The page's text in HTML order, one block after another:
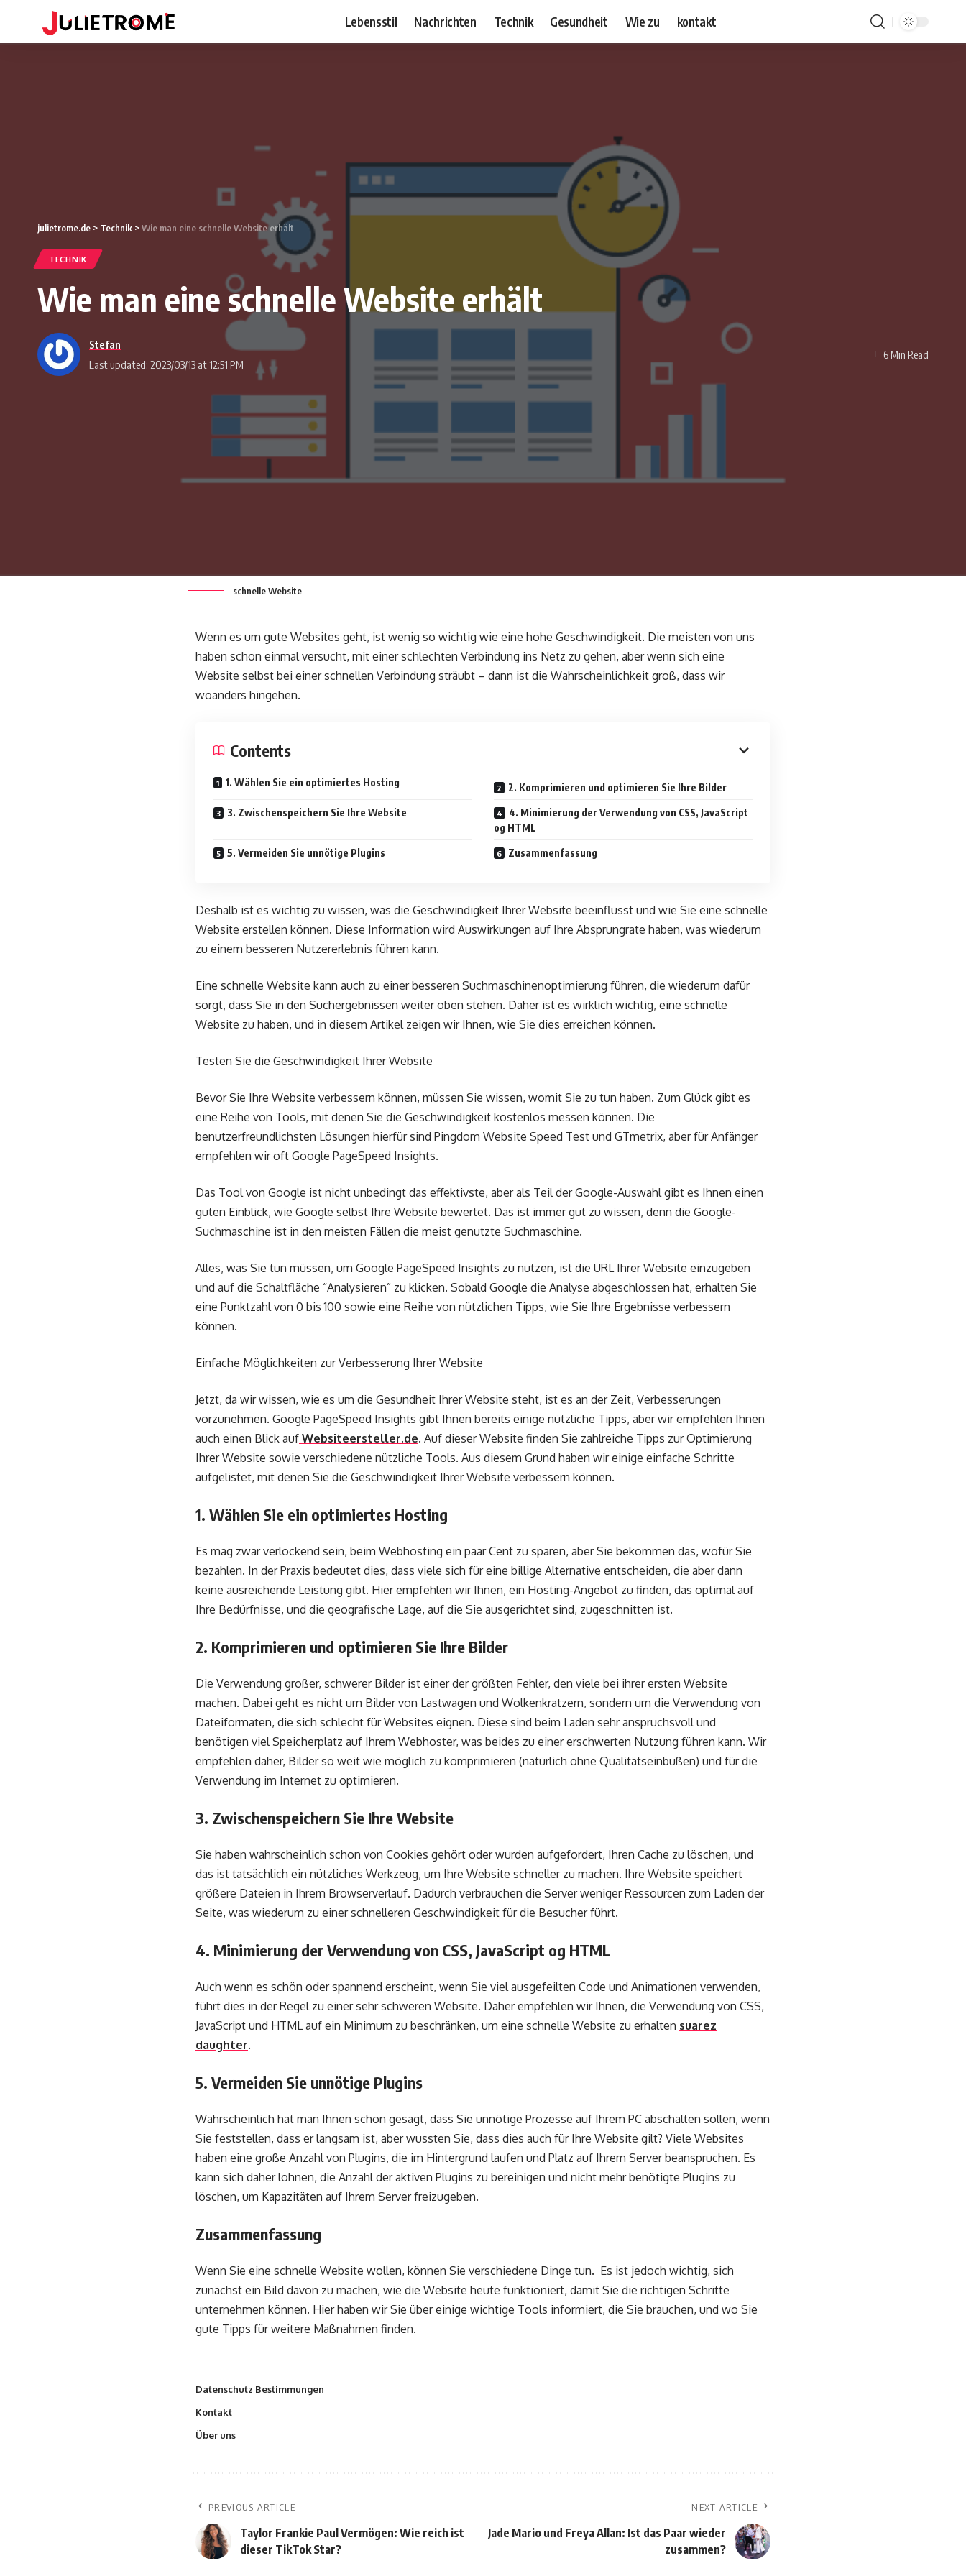
Lebensstil Nachrichten Technik Gesundheit Wie zu kontakt
julietrome.de > Technik >Wie man eine schnelle Website erhält
TECHNIK
Wie man eine schnelle Website erhält
Last updated: 2023/03/13 at 12:51 PM
Stefan
6 Min Read
schnelle Website
Wenn es um gute Websites geht, ist wenig so wichtig wie eine hohe Geschwindigkeit. Die meisten von uns
haben schon einmal versucht, mit einer schlechten Verbindung ins Netz zu gehen, aber wenn sich eine
Website selbst bei einer schnellen Verbindung sträubt – dann ist die Wahrscheinlichkeit groß, dass wir
woanders hingehen.
Contents
1. Wählen Sie ein optimiertes Hosting 2. Komprimieren und optimieren Sie Ihre Bilder
3. Zwischenspeichern Sie Ihre Website
4. Minimierung der Verwendung von CSS, JavaScript
og HTML
5. Vermeiden Sie unnötige Plugins Zusammenfassung
Deshalb ist es wichtig zu wissen, was die Geschwindigkeit Ihrer Website beeinflusst und wie Sie eine schnelle
Website erstellen können. Diese Information wird Auswirkungen auf Ihre Absprungrate haben, was wiederum
zu einem besseren Nutzererlebnis führen kann.
Eine schnelle Website kann auch zu einer besseren Suchmaschinenoptimierung führen, die wiederum dafür
sorgt, dass Sie in den Suchergebnissen weiter oben stehen. Daher ist es wirklich wichtig, eine schnelle
Website zu haben, und in diesem Artikel zeigen wir Ihnen, wie Sie dies erreichen können.
Testen Sie die Geschwindigkeit Ihrer Website
Bevor Sie Ihre Website verbessern können, müssen Sie wissen, womit Sie zu tun haben. Zum Glück gibt es
eine Reihe von Tools, mit denen Sie die Geschwindigkeit kostenlos messen können. Die
benutzerfreundlichsten Lösungen hierfür sind Pingdom Website Speed Test und GTmetrix, aber für Anfänger
empfehlen wir oft Google PageSpeed Insights.
Das Tool von Google ist nicht unbedingt das effektivste, aber als Teil der Google-Auswahl gibt es Ihnen einen
guten Einblick, wie Google selbst Ihre Website bewertet. Das ist immer gut zu wissen, denn die Google-
Suchmaschine ist in den meisten Fällen die meist genutzte Suchmaschine.
Alles, was Sie tun müssen, um Google PageSpeed Insights zu nutzen, ist die URL Ihrer Website einzugeben
und auf die Schaltfläche “Analysieren” zu klicken. Sobald Google die Analyse abgeschlossen hat, erhalten Sie
eine Punktzahl von 0 bis 100 sowie eine Reihe von nützlichen Tipps, wie Sie Ihre Ergebnisse verbessern
können.
Einfache Möglichkeiten zur Verbesserung Ihrer Website
Jetzt, da wir wissen, wie es um die Gesundheit Ihrer Website steht, ist es an der Zeit, Verbesserungen
vorzunehmen. Google PageSpeed Insights gibt Ihnen bereits einige nützliche Tipps, aber wir empfehlen Ihnen
auch einen Blick auf Websiteersteller.de. Auf dieser Website finden Sie zahlreiche Tipps zur Optimierung
Ihrer Website sowie verschiedene nützliche Tools. Aus diesem Grund haben wir einige einfache Schritte
aufgelistet, mit denen Sie die Geschwindigkeit Ihrer Website verbessern können.
1. Wählen Sie ein optimiertes Hosting
Es mag zwar verlockend sein, beim Webhosting ein paar Cent zu sparen, aber Sie bekommen das, wofür Sie
bezahlen. In der Praxis bedeutet dies, dass viele sich für eine billige Alternative entscheiden, die aber dann
keine ausreichende Leistung gibt. Hier empfehlen wir Ihnen, ein Hosting-Angebot zu finden, das optimal auf
Ihre Bedürfnisse, und die geografische Lage, auf die Sie ausgerichtet sind, zugeschnitten ist.
2. Komprimieren und optimieren Sie Ihre Bilder
Die Verwendung großer, schwerer Bilder ist einer der größten Fehler, den viele bei ihrer ersten Website
machen. Dabei geht es nicht um Bilder von Lastwagen und Wolkenkratzern, sondern um die Verwendung von
Dateiformaten, die sich schlecht für Websites eignen. Diese sind beim Laden sehr anspruchsvoll und
benötigen viel Speicherplatz auf Ihrem Webhoster, was beides zu einer erschwerten Nutzung führen kann. Wir
empfehlen daher, Bilder so weit wie möglich zu komprimieren (natürlich ohne Qualitätseinbußen) und für die
Verwendung im Internet zu optimieren.
3. Zwischenspeichern Sie Ihre Website
Sie haben wahrscheinlich schon von Cookies gehört oder wurden aufgefordert, Ihren Cache zu löschen, und
das ist tatsächlich ein nützliches Werkzeug, um Ihre Website schneller zu machen. Ihre Website speichert
größere Dateien in Ihrem Browserverlauf. Dadurch verbrauchen die Server weniger Ressourcen zum Laden der
Seite, was wiederum zu einer schnelleren Geschwindigkeit für die Besucher führt.
4. Minimierung der Verwendung von CSS, JavaScript og HTML
Auch wenn es schön oder spannend erscheint, wenn Sie viel ausgefeilten Code und Animationen verwenden,
führt dies in der Regel zu einer sehr schweren Website. Daher empfehlen wir Ihnen, die Verwendung von CSS,
JavaScript und HTML auf ein Minimum zu beschränken, um eine schnelle Website zu erhalten suarez
daughter.
5. Vermeiden Sie unnötige Plugins
Wahrscheinlich hat man Ihnen schon gesagt, dass Sie unnötige Prozesse auf Ihrem PC abschalten sollen, wenn
Sie feststellen, dass er langsam ist, aber wussten Sie, dass dies auch für Ihre Website gilt? Viele Websites
haben eine große Anzahl von Plugins, die im Hintergrund laufen und Platz auf Ihrem Server beanspruchen. Es
kann sich daher lohnen, die Anzahl der aktiven Plugins zu bereinigen und nicht mehr benötigte Plugins zu
löschen, um Kapazitäten auf Ihrem Server freizugeben.
Zusammenfassung
Wenn Sie eine schnelle Website wollen, können Sie verschiedene Dinge tun. Es ist jedoch wichtig, sich
zunächst ein Bild davon zu machen, wie die Website heute funktioniert, damit Sie die richtigen Schritte
unternehmen können. Hier haben wir Sie über einige wichtige Tools informiert, die Sie brauchen, und wo Sie
gute Tipps für weitere Maßnahmen finden.
Datenschutz Bestimmungen
Kontakt
Über uns
PREVIOUS ARTICLE
Taylor Frankie Paul Vermögen: Wie reich ist
dieser TikTok Star?
NEXT ARTICLE
Jade Mario und Freya Allan: Ist das Paar wieder
zusammen?